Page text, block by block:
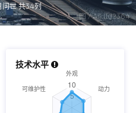
图 / Aiklld2364
问世 共34列
技术水平